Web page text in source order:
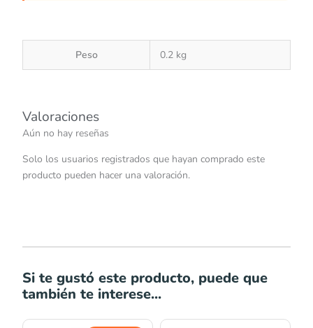
Peso 0.2 kg
Valoraciones
Aún no hay reseñas
Solo los usuarios registrados que hayan comprado este
producto pueden hacer una valoración.
Si te gustó este producto, puede que
también te interese...